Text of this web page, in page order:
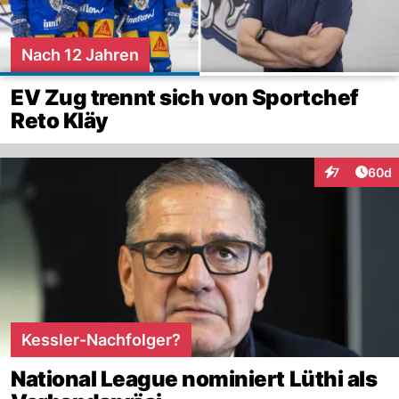
Nach 12 Jahren
EV Zug trennt sich von Sportchef
Reto Kläy
7
Interaktionen
60d
Kessler-Nachfolger?
National League nominiert Lüthi als